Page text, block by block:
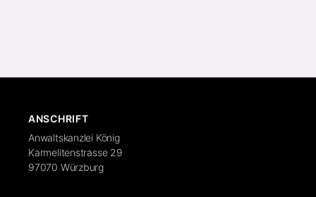
ANSCHRIFT
Anwaltskanzlei König
Karmelitenstrasse 29
97070 Würzburg